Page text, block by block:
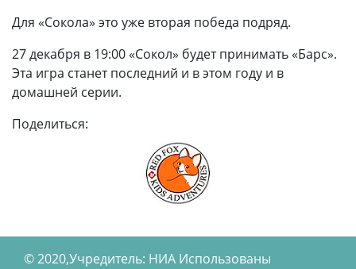
Для «Сокола» это уже вторая победа подряд.
27 декабря в 19:00 «Сокол» будет принимать «Барс».
Эта игра станет последний и в этом году и в
домашней серии.
Поделиться:
© 2020,Учредитель: НИА Использованы